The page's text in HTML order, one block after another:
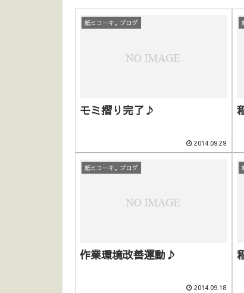
紙ヒコーキ。ブログ
モミ摺り完了♪
2014.09.29
紙ヒコーキ。ブログ
作業環境改善運動♪
2014.09.18